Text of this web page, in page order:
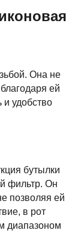
Она не
ей
и удобство
бутылки
фильтр. Он
позволяя ей
в рот
диапазоном